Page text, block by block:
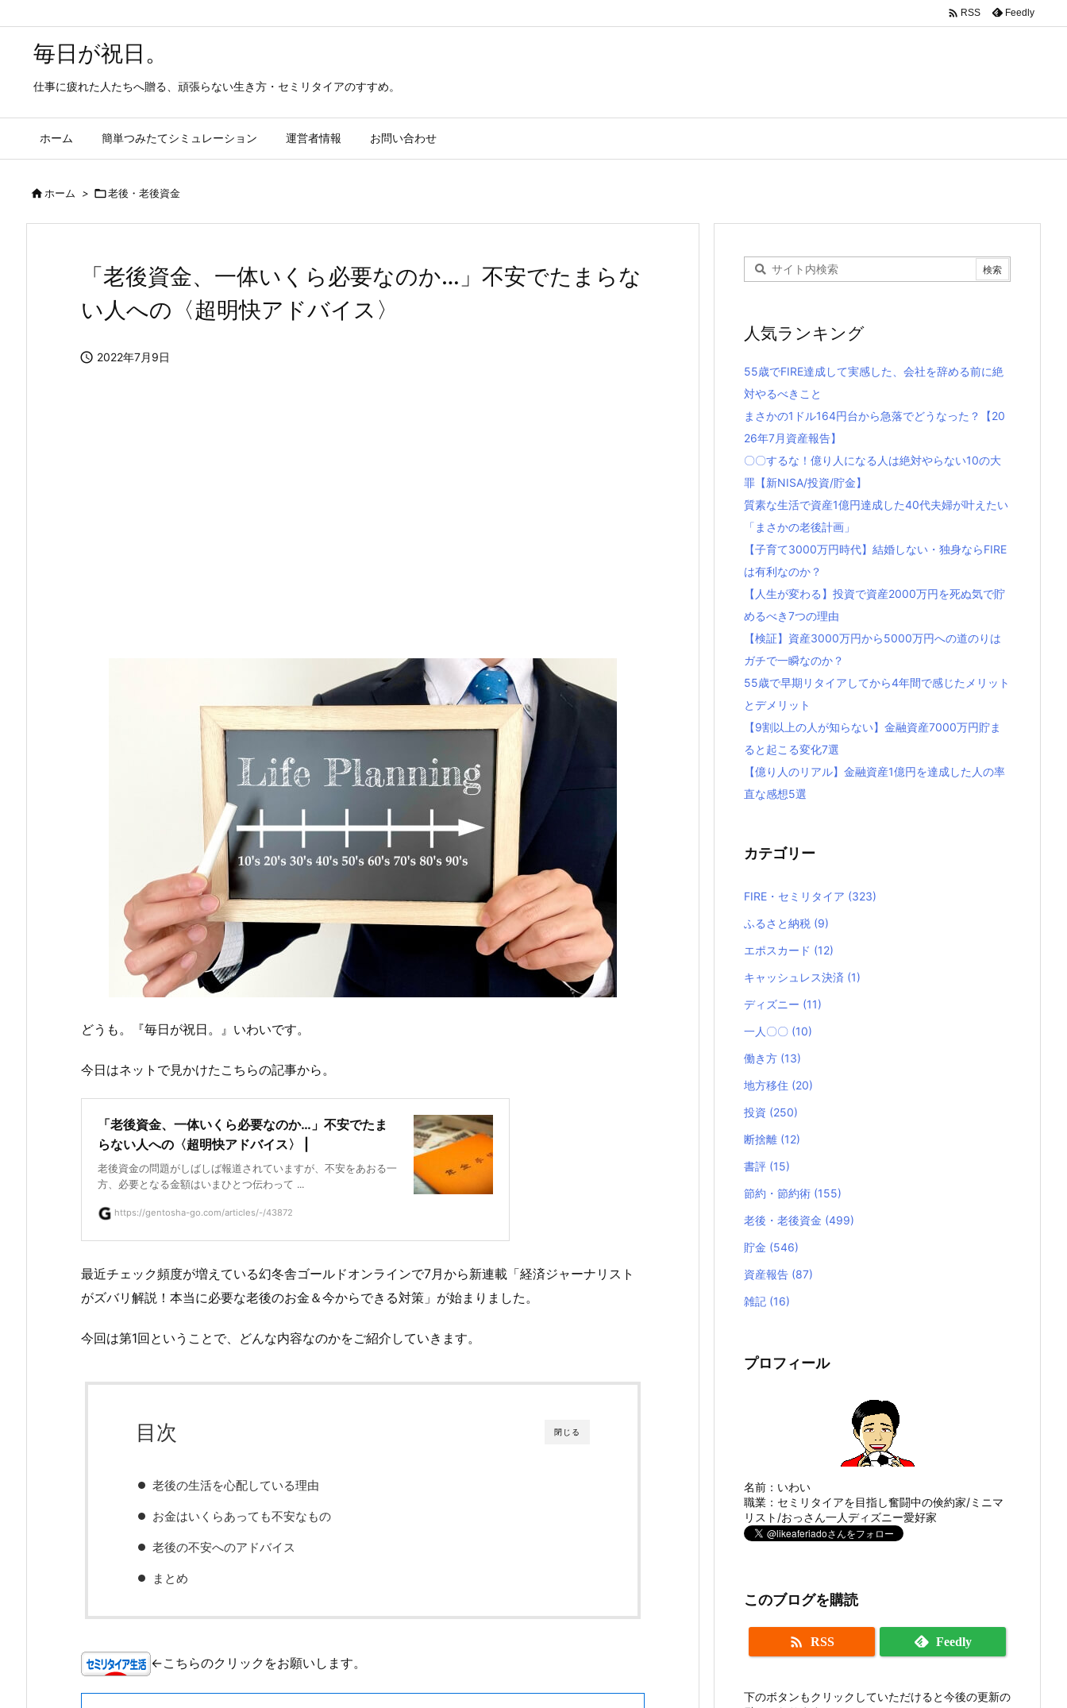
毎日が祝日。
仕事に疲れた人たちへ贈る、頑張らない生き方・セミリタイアのすすめ。
ホーム 簡単つみたてシミュレーション 運営者情報 お問い合わせ
 RSS Feedly
ホーム > 老後・老後資金
「老後資金、一体いくら必要なのか…」不安でたまらな
い人への〈超明快アドバイス〉
 2022年7月9日
どうも。『毎日が祝日。』いわいです。
今日はネットで見かけたこちらの記事から。
「老後資金、一体いくら必要なのか…」不安でたま
らない人への〈超明快アドバイス〉 |
老後資金の問題がしばしば報道されていますが、不安をあおる一
方、必要となる金額はいまひとつ伝わって ...
https://gentosha-go.com/articles/-/43872
最近チェック頻度が増えている幻冬舎ゴールドオンラインで7月から新連載「経済ジャーナリスト
がズバリ解説！本当に必要な老後のお金＆今からできる対策」が始まりました。
今回は第1回ということで、どんな内容なのかをご紹介していきます。
閉じる
目次
老後の生活を心配している理由
お金はいくらあっても不安なもの
老後の不安へのアドバイス
まとめ
←こちらのクリックをお願いします。
人気ランキング
55歳でFIRE達成して実感した、会社を辞める前に絶
対やるべきこと
まさかの1ドル164円台から急落でどうなった？【20
26年7月資産報告】
〇〇するな！億り人になる人は絶対やらない10の大
罪【新NISA/投資/貯金】
質素な生活で資産1億円達成した40代夫婦が叶えたい
「まさかの老後計画」
【子育て3000万円時代】結婚しない・独身ならFIRE
は有利なのか？
【人生が変わる】投資で資産2000万円を死ぬ気で貯
めるべき7つの理由
【検証】資産3000万円から5000万円への道のりは
ガチで一瞬なのか？
55歳で早期リタイアしてから4年間で感じたメリット
とデメリット
【9割以上の人が知らない】金融資産7000万円貯ま
ると起こる変化7選
【億り人のリアル】金融資産1億円を達成した人の率
直な感想5選
カテゴリー
FIRE・セミリタイア (323)
ふるさと納税 (9)
エポスカード (12)
キャッシュレス決済 (1)
ディズニー (11)
一人〇〇 (10)
働き方 (13)
地方移住 (20)
投資 (250)
断捨離 (12)
書評 (15)
節約・節約術 (155)
老後・老後資金 (499)
貯金 (546)
資産報告 (87)
雑記 (16)
プロフィール
名前：いわい
職業：セミリタイアを目指し奮闘中の倹約家/ミニマ
リスト/おっさん一人ディズニー愛好家
このブログを購読
 RSS Feedly
下のボタンもクリックしていただけると今後の更新の